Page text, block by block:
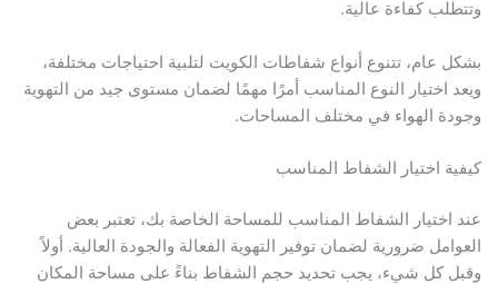
كفاءة عالية.
عام، تتنوع أنواع شفاطات الكويت لتلبية احتياجات مختلفة،
اختيار النوع المناسب أمرًا مهمًا لضمان مستوى جيد من التهوية
الهواء في مختلف المساحات.
اختيار الشفاط المناسب
الشفاط المناسب للمساحة الخاصة بك، تعتبر بعض
ضرورية لضمان توفير التهوية الفعالة والجودة العالية. أولاً
كل شيء، يجب تحديد حجم الشفاط بناءً على مساحة المكان